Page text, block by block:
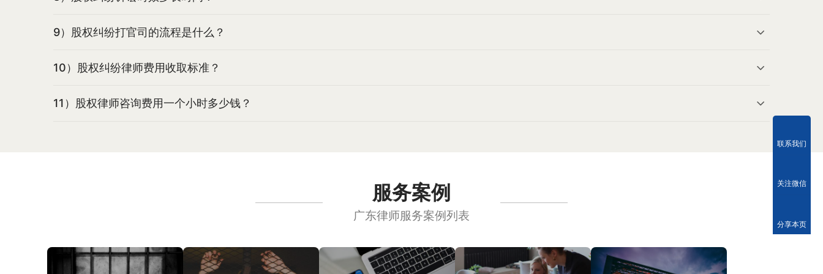
9）股权纠纷打官司的流程是什么？
10）股权纠纷律师费用收取标准？
11）股权律师咨询费用一个小时多少钱？
服务案例
广东律师服务案例列表
联系我们
关注微信
分享本页